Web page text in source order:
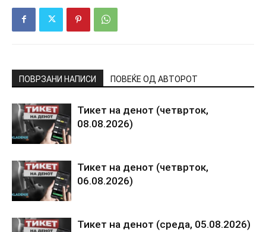
ПОВРЗАНИ НАПИСИ ПОВЕЌЕ ОД АВТОРОТ
Тикет на денот (четврток,
08.08.2026)
Тикет на денот (четврток,
06.08.2026)
Тикет на денот (среда, 05.08.2026)